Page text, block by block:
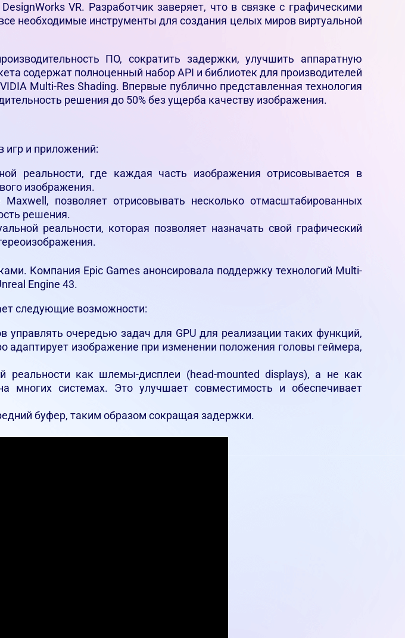
VR. Разработчик заверяет, что в связке с графическими
необходимые инструменты для создания целых миров виртуальной
ПО, сократить задержки, улучшить аппаратную
содержат полноценный набор API и библиотек для производителей
Multi-Res Shading. Впервые публично представленная технология
решения до 50% без ущерба качеству изображения.
игр и приложений:
реальности, где каждая часть изображения отрисовывается в
изображения.
позволяет отрисовывать несколько отмасштабированных
решения.
реальности, которая позволяет назначать свой графический
Компания Epic Games анонсировала поддержку технологий Multi-
Engine 43.
следующие возможности:
очередью задач для GPU для реализации таких функций,
адаптирует изображение при изменении положения головы геймера,
как шлемы-дисплеи (head-mounted displays), а не как
многих системах. Это улучшает совместимость и обеспечивает
буфер, таким образом сокращая задержки.